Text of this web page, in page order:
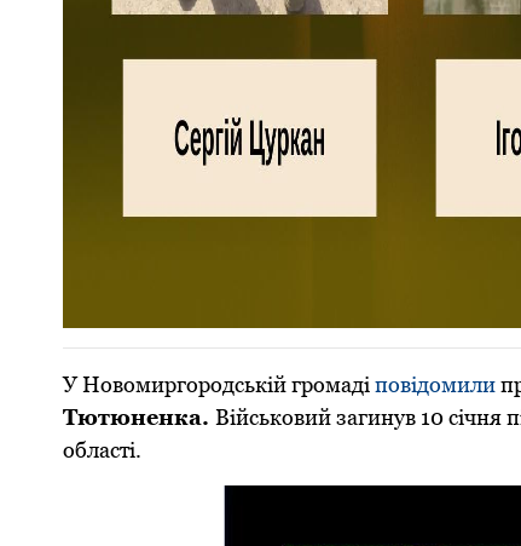
У Новомиргородській громаді повідомили
Тютюненка. Військовий загинув 10 січня
області.